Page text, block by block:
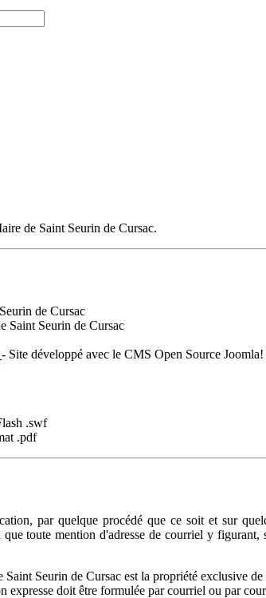
de Saint Seurin de Cursac.
de Cursac
Saint Seurin de Cursac
- Site développé avec le CMS Open Source Joomla!
.swf
.pdf
par quelque procédé que ce soit et sur
toute mention d'adresse de courriel y
Seurin de Cursac est la propriété exclusive
doit être formulée par courriel ou par